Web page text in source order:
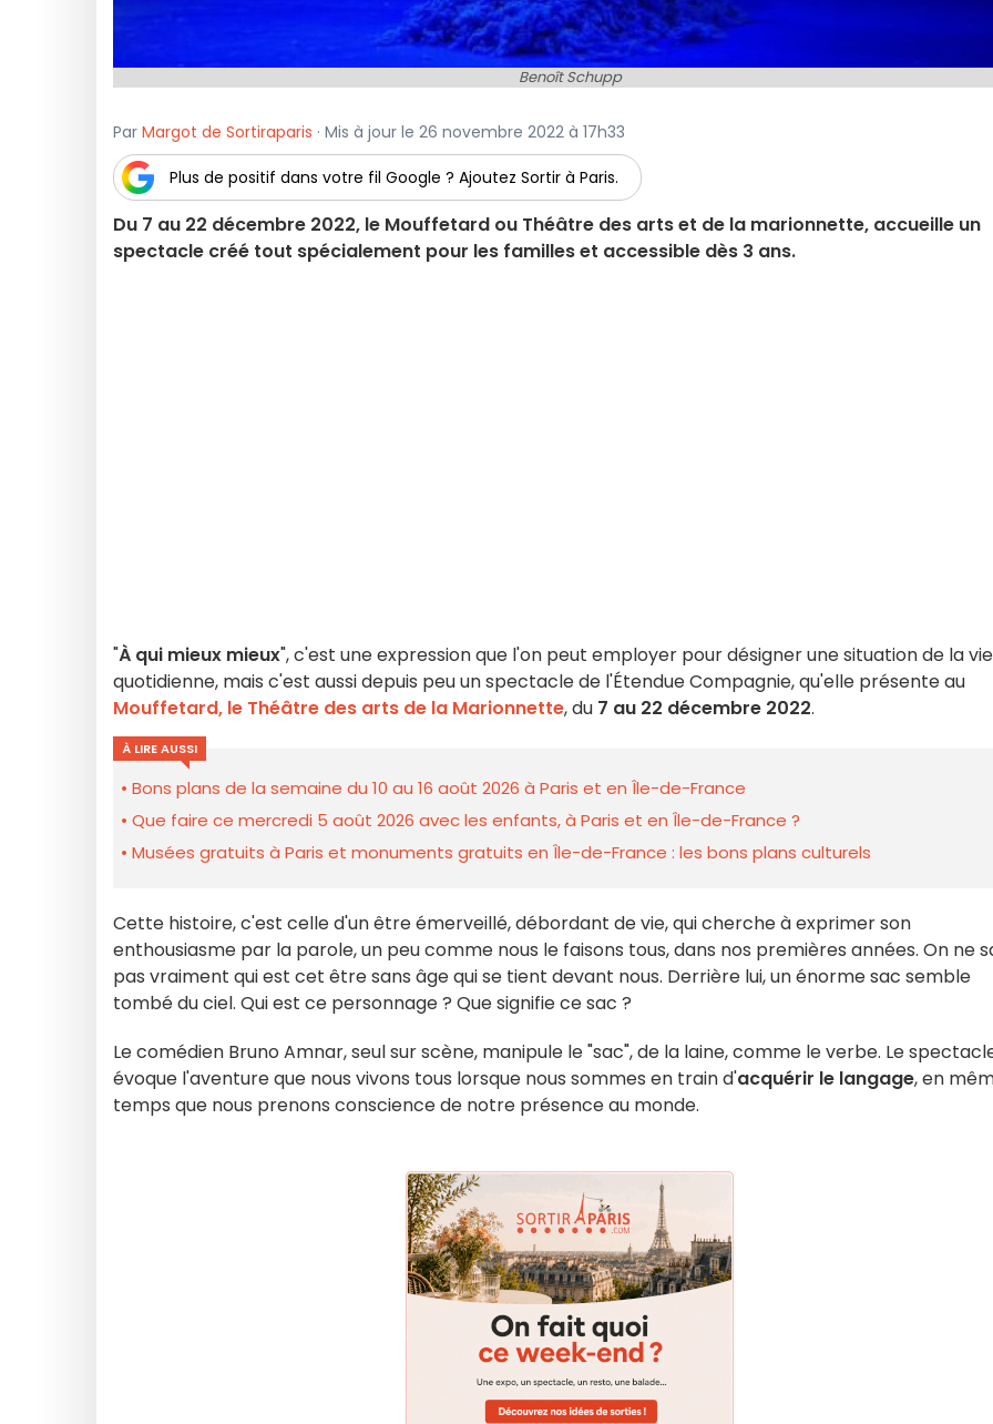
Benoît Schupp
Par Margot de Sortiraparis · Mis à jour le 26 novembre 2022 à 17h33
Plus de positif dans votre fil Google ? Ajoutez Sortir à Paris.
Du 7 au 22 décembre 2022, le Mouffetard ou Théâtre des arts et de la marionnette, accueille un
spectacle créé tout spécialement pour les familles et accessible dès 3 ans.
"À qui mieux mieux", c'est une expression que l'on peut employer pour désigner une situation de la vie
quotidienne, mais c'est aussi depuis peu un spectacle de l'Étendue Compagnie, qu'elle présente au
Mouffetard, le Théâtre des arts de la Marionnette, du 7 au 22 décembre 2022.
À LIRE AUSSI
Bons plans de la semaine du 10 au 16 août 2026 à Paris et en Île-de-France
Que faire ce mercredi 5 août 2026 avec les enfants, à Paris et en Île-de-France ?
Musées gratuits à Paris et monuments gratuits en Île-de-France : les bons plans culturels
Cette histoire, c'est celle d'un être émerveillé, débordant de vie, qui cherche à exprimer son
enthousiasme par la parole, un peu comme nous le faisons tous, dans nos premières années. On ne
pas vraiment qui est cet être sans âge qui se tient devant nous. Derrière lui, un énorme sac semble
tombé du ciel. Qui est ce personnage ? Que signifie ce sac ?
Le comédien Bruno Amnar, seul sur scène, manipule le "sac", de la laine, comme le verbe. Le
évoque l'aventure que nous vivons tous lorsque nous sommes en train d'acquérir le langage, en
temps que nous prenons conscience de notre présence au monde.